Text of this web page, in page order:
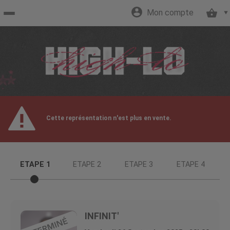
Site
officiel
Mon compte
Cette représentation n'est plus en vente.
ETAPE 1 ETAPE 2 ETAPE 3 ETAPE 4
INFINIT'